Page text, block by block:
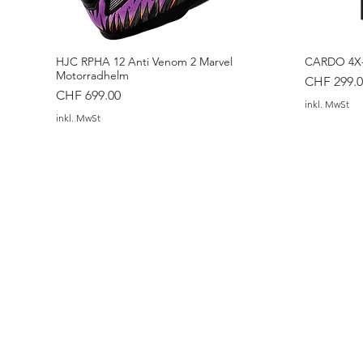
HJC RPHA 12 Anti Venom 2 Marvel
Motorradhelm
Preis
CHF 699.00
inkl. MwSt
CARDO
Preis
CHF
inkl. MwSt